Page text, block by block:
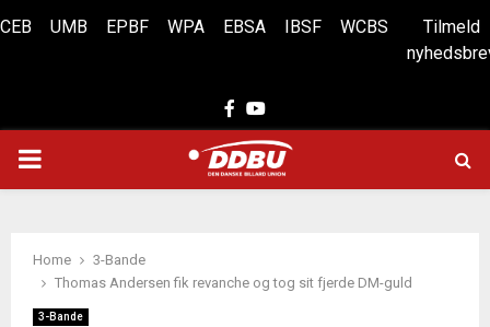
CEB UMB EPBF WPA EBSA IBSF WCBS
Tilmeld
Facebook
Youtube
PRIMARY
Home
3-Bande
Thomas Andersen fik revanche og tog sit fjerde DM-guld
3-Bande